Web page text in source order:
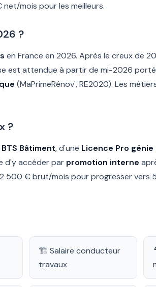
mois pour les meilleurs.
?
en France en 2026. Après le creux de
est attendue à partir de mi-2026
(MaPrimeRénov', RE2020). Les
?
BTS Bâtiment, d'une Licence Pro génie
d'y accéder par promotion interne
500 € brut/mois pour progresser vers
🏗️ Salaire conducteur
travaux